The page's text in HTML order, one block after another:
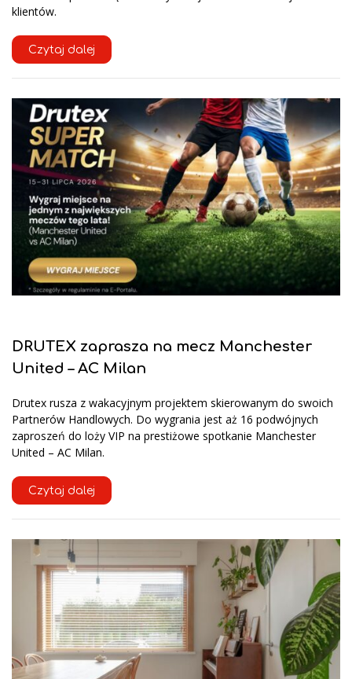
klientów.
Czytaj dalej
DRUTEX zaprasza na mecz Manchester
United – AC Milan
Drutex rusza z wakacyjnym projektem skierowanym do swoich
Partnerów Handlowych. Do wygrania jest aż 16 podwójnych
zaproszeń do loży VIP na prestiżowe spotkanie Manchester
United – AC Milan.
Czytaj dalej